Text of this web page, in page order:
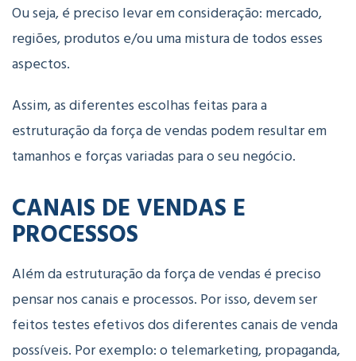
Ou seja, é preciso levar em consideração: mercado,
regiões, produtos e/ou uma mistura de todos esses
aspectos.
Assim, as diferentes escolhas feitas para a
estruturação da força de vendas podem resultar em
tamanhos e forças variadas para o seu negócio.
CANAIS DE VENDAS E
PROCESSOS
Além da estruturação da força de vendas é preciso
pensar nos canais e processos. Por isso, devem ser
feitos testes efetivos dos diferentes canais de venda
possíveis. Por exemplo: o telemarketing, propaganda,